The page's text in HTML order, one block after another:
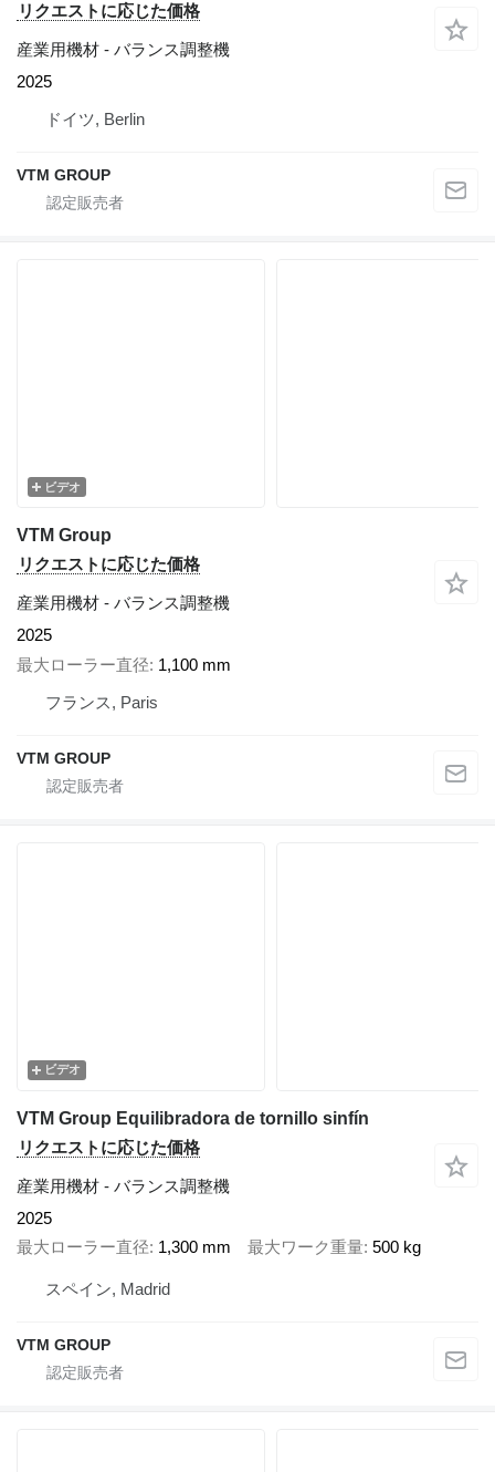
リクエストに応じた価格
産業用機材 - バランス調整機
2025
ドイツ, Berlin
VTM GROUP
ビデオ
VTM Group
リクエストに応じた価格
産業用機材 - バランス調整機
2025
最大ローラー直径 1,100 mm
フランス, Paris
VTM GROUP
ビデオ
VTM Group Equilibradora de tornillo sinfín
リクエストに応じた価格
産業用機材 - バランス調整機
2025
最大ローラー直径 1,300 mm 最大ワーク重量 500 kg
スペイン, Madrid
VTM GROUP